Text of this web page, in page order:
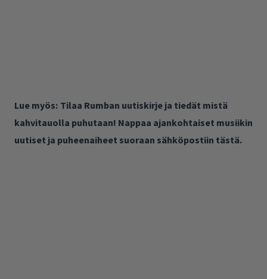
Lue myös: Tilaa Rumban uutiskirje ja tiedät mistä
kahvitauolla puhutaan! Nappaa ajankohtaiset musiikin
uutiset ja puheenaiheet suoraan sähköpostiin tästä.